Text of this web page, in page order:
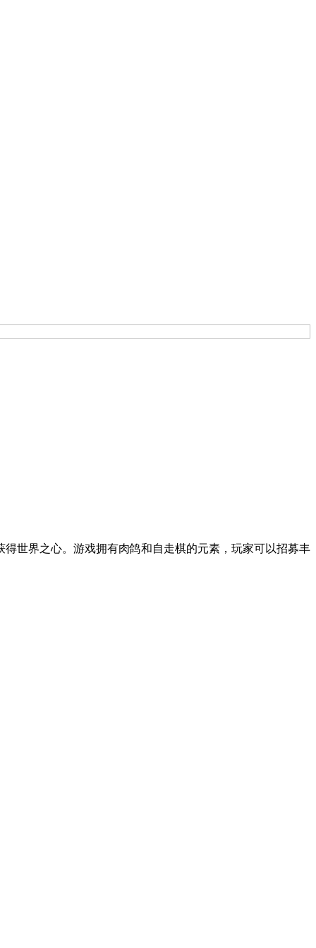
世界之心。游戏拥有肉鸽和自走棋的元素，玩家可以招募丰